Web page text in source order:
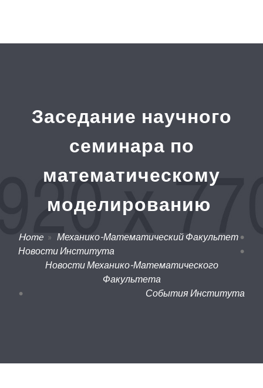
Заседание научного
семинара по
математическому
моделированию
Home » Механико-Математический Факультет •
Новости Института
•
Новости Механико-Математического
Факультета
•
События Института